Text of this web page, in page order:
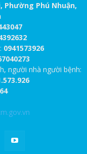
Phường Phú Nhuận,
0941573926
người nhà người bệnh: